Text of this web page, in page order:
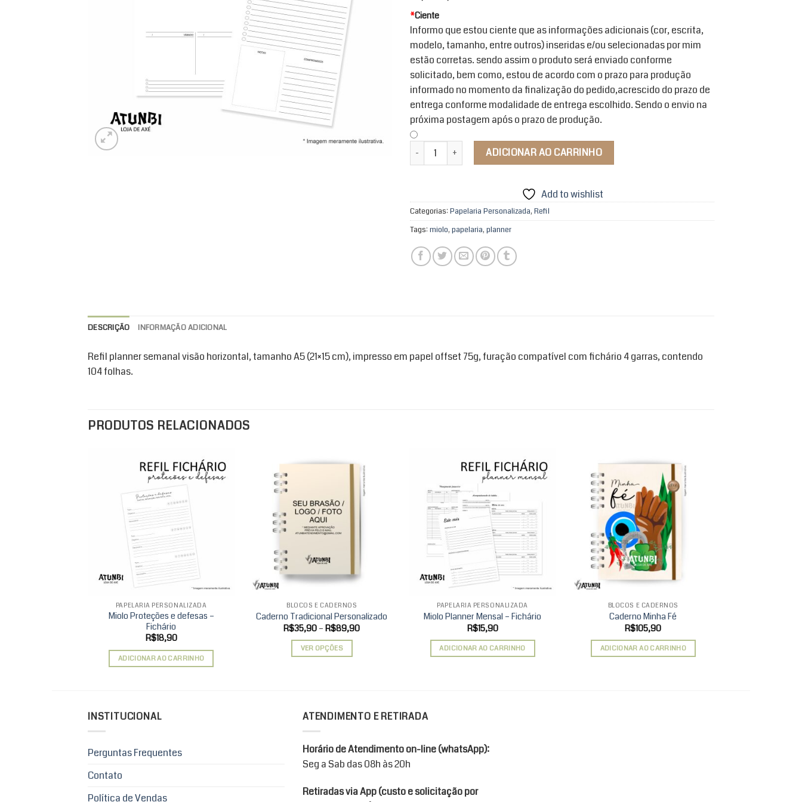
*Ciente
Informo que estou ciente que as informações adicionais (cor, escrita,
modelo, tamanho, entre outros) inseridas e/ou selecionadas por mim
estão corretas. sendo assim o produto será enviado conforme
solicitado, bem como, estou de acordo com o prazo para produção
informado no momento da finalização do pedido,acrescido do prazo de
entrega conforme modalidade de entrega escolhido. Sendo o envio na
próxima postagem após o prazo de produção.
Miolo Planner Semanal - Fichário quantidade
ADICIONAR AO CARRINHO
Add to wishlist
Categorias: Papelaria Personalizada, Refil
Tags: miolo, papelaria, planner
DESCRIÇÃO INFORMAÇÃO ADICIONAL
Refil planner semanal visão horizontal, tamanho A5 (21×15 cm), impresso em papel offset 75g, furação compatível com fichário 4 garras, contendo
104 folhas.
PRODUTOS RELACIONADOS
PAPELARIA PERSONALIZADA
Miolo Proteções e defesas –
Fichário
R$18,90
ADICIONAR AO CARRINHO
BLOCOS E CADERNOS
Caderno Tradicional Personalizado
R$35,90– R$89,90Faixa
VER OPÇÕES
variantes.
opções
podem
escolhidas
Add to
wishlist
PAPELARIA PERSONALIZADA
Miolo Planner Mensal – Fichário
R$15,90
ADICIONAR AO CARRINHO
BLOCOS E CADERNOS
Caderno Minha Fé
R$105,90
ADICIONAR AO CARRINHO
INSTITUCIONAL
Perguntas Frequentes
Contato
Política de Vendas
ATENDIMENTO E RETIRADA
Horário de Atendimento on-line (whatsApp):
Seg a Sab das 08h às 20h
Retiradas via App (custo e solicitação por